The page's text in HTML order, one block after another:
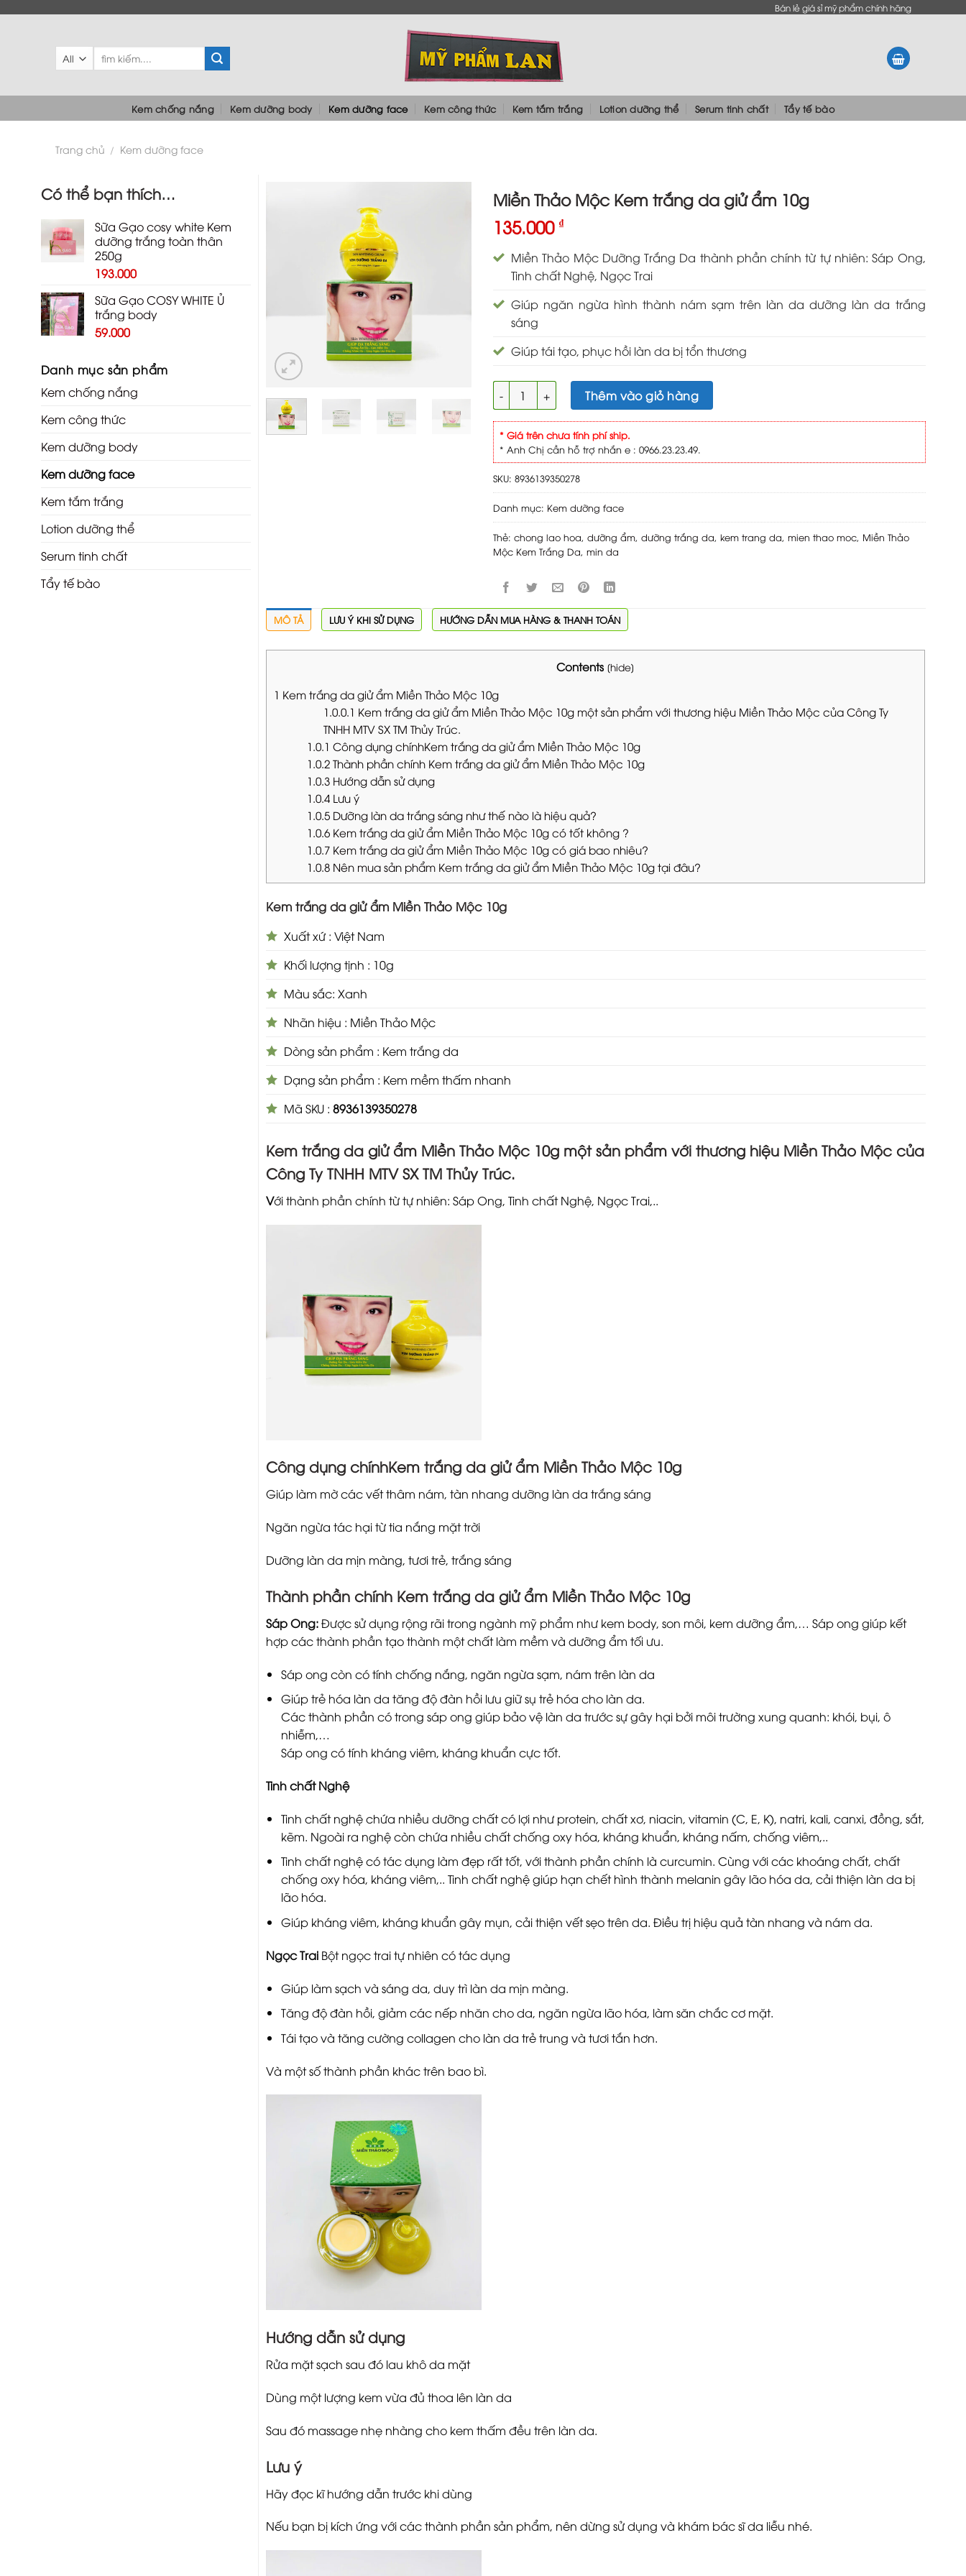
Bán lẻ giá sỉ mỹ phẩm chính hãng
Tìm
kiếm:
Kem chống nắng Kem dưỡng body Kem dưỡng face Kem công thức Kem tắm trắng Lotion dưỡng thể Serum tinh chất Tẩy tế bào
Trang chủ / Kem dưỡng face
Có thể bạn thích…
Sữa Gạo cosy white Kem
dưỡng trắng toàn thân
250g
193.000
Sữa Gạo COSY WHITE Ủ
trắng body
59.000
Danh mục sản phẩm
Kem chống nắng
Kem công thức
Kem dưỡng body
Kem dưỡng face
Kem tắm trắng
Lotion dưỡng thể
Serum tinh chất
Tẩy tế bào
Miền Thảo Mộc Kem trắng da giử ẩm 10g
135.000 ₫
Miền Thảo Mộc Dưỡng Trắng Da thành phần chính từ tự nhiên: Sáp Ong,
Tinh chất Nghệ, Ngọc Trai
Giúp ngăn ngừa hình thành nám sạm trên làn da dưỡng làn da trắng
sáng
Giúp tái tạo, phục hồi làn da bị tổn thương
Miền Thảo Mộc Kem trắng da giử ẩm 10g số lượng
Thêm vào giỏ hàng
* Giá trên chưa tính phí ship.
* Anh Chị cần hỗ trợ nhắn e : 0966.23.23.49.
SKU: 8936139350278
Danh mục: Kem dưỡng face
Thẻ: chong lao hoa, dưỡng ẩm, dưỡng trắng da, kem trang da, mien thao moc, Miền Thảo
Mộc Kem Trắng Da, min da
MÔ TẢ LƯU Ý KHI SỬ DỤNG HƯỚNG DẪN MUA HÀNG & THANH TOÁN
Contents [hide]
1 Kem trắng da giử ẩm Miền Thảo Mộc 10g
1.0.0.1 Kem trắng da giử ẩm Miền Thảo Mộc 10g một sản phẩm với thương hiệu Miền Thảo Mộc của Công Ty
TNHH MTV SX TM Thủy Trúc.
1.0.1 Công dụng chínhKem trắng da giử ẩm Miền Thảo Mộc 10g
1.0.2Thành phần chính Kem trắng da giử ẩm Miền Thảo Mộc 10g
1.0.3Hướng dẫn sử dụng
1.0.4Lưu ý
1.0.5Dưỡng làn da trắng sáng như thế nào là hiệu quả?
1.0.6Kem trắng da giử ẩm Miền Thảo Mộc 10g có tốt không ?
1.0.7Kem trắng da giử ẩm Miền Thảo Mộc 10g có giá bao nhiêu?
1.0.8Nên mua sản phẩm Kem trắng da giử ẩm Miền Thảo Mộc 10g tại đâu?
Kem trắng da giử ẩm Miền Thảo Mộc 10g
Xuất xứ : Việt Nam
Khối lượng tịnh : 10g
Màu sắc: Xanh
Nhãn hiệu : Miền Thảo Mộc
Dòng sản phẩm : Kem trắng da
Dạng sản phẩm : Kem mềm thấm nhanh
Mã SKU : 8936139350278
Kem trắng da giử ẩm Miền Thảo Mộc 10g một sản phẩm với thương hiệu Miền Thảo Mộc của
Công Ty TNHH MTV SX TM Thủy Trúc.
Với thành phần chính từ tự nhiên: Sáp Ong, Tinh chất Nghệ, Ngọc Trai,..
Công dụng chínhKem trắng da giử ẩm Miền Thảo Mộc 10g
Giúp làm mờ các vết thâm nám, tàn nhang dưỡng làn da trắng sáng
Ngăn ngừa tác hại từ tia nắng mặt trời
Dưỡng làn da mịn màng, tươi trẻ, trắng sáng
Thành phần chính Kem trắng da giử ẩm Miền Thảo Mộc 10g
Sáp Ong:Được sử dụng rộng rãi trong ngành mỹ phẩm như kem body, son môi, kem dưỡng ẩm,… Sáp ong giúp kết
hợp các thành phần tạo thành một chất làm mềm và dưỡng ẩm tối ưu.
Sáp ong còn có tính chống nắng, ngăn ngừa sạm, nám trên làn da
Giúp trẻ hóa làn da tăng độ đàn hồi lưu giữ sụ trẻ hóa cho làn da.
Các thành phần có trong sáp ong giúp bảo vệ làn da trước sự gây hại bởi môi trường xung quanh: khói, bụi, ô
nhiễm,…
Sáp ong có tính kháng viêm, kháng khuẩn cực tốt.
Tinh chất Nghệ
Tinh chất nghệ chứa nhiều dưỡng chất có lợi như protein, chất xơ, niacin, vitamin (C, E, K), natri, kali, canxi, đồng, sắt,
kẽm. Ngoài ra nghệ còn chứa nhiều chất chống oxy hóa, kháng khuẩn, kháng nấm, chống viêm,..
Tinh chất nghệ có tác dụng làm đẹp rất tốt, với thành phần chính là curcumin. Cùng với các khoáng chất, chất
chống oxy hóa, kháng viêm,.. Tinh chất nghệ giúp hạn chết hình thành melanin gây lão hóa da, cải thiện làn da bị
lão hóa.
Giúp kháng viêm, kháng khuẩn gây mụn, cải thiện vết sẹo trên da. Điều trị hiệu quả tàn nhang và nám da.
Ngọc Trai Bột ngọc trai tự nhiên có tác dụng
Giúp làm sạch và sáng da, duy trì làn da mịn màng.
Tăng độ đàn hồi, giảm các nếp nhăn cho da, ngăn ngừa lão hóa, làm săn chắc cơ mặt.
Tái tạo và tăng cường collagen cho làn da trẻ trung và tươi tắn hơn.
Và một số thành phần khác trên bao bì.
Hướng dẫn sử dụng
Rửa mặt sạch sau đó lau khô da mặt
Dùng một lượng kem vừa đủ thoa lên làn da
Sau đó massage nhẹ nhàng cho kem thấm đều trên làn da.
Lưu ý
Hãy đọc kĩ hướng dẫn trước khi dùng
Nếu bạn bị kích ứng với các thành phần sản phẩm, nên dừng sử dụng và khám bác sĩ da liễu nhé.